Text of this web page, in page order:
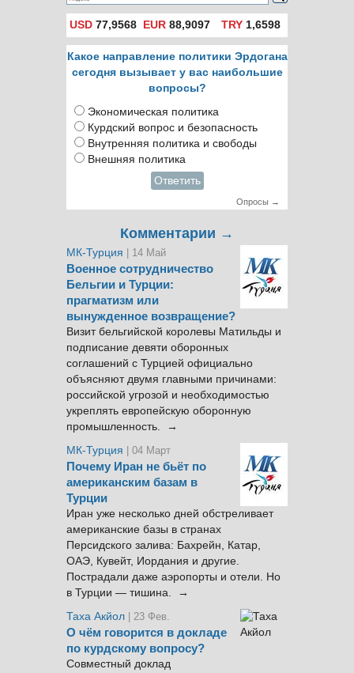
USD 77,9568 EUR 88,9097 TRY1,6598
Какое направление политики Эрдогана
сегодня вызывает у вас наибольшие
вопросы?
Экономическая политика
Курдский вопрос и безопасность
Внутренняя политика и свободы
Внешняя политика
Ответить
Опросы →
Комментарии →
МК-Турция | 14 Май
Военное сотрудничество
Бельгии и Турции:
прагматизм или
вынужденное возвращение?
Визит бельгийской королевы Матильды и
подписание девяти оборонных
соглашений с Турцией официально
объясняют двумя главными причинами:
российской угрозой и необходимостью
укреплять европейскую оборонную
промышленность. →
МК-Турция
| 04 Март
Почему Иран не бьёт по
американским базам в
Турции
Иран уже несколько дней обстреливает
американские базы в странах
Персидского залива: Бахрейн, Катар,
ОАЭ, Кувейт, Иордания и другие.
Пострадали даже аэропорты и отели. Но
в Турции — тишина. →
Таха Акйол | 23 Фев.
О чём говорится в докладе
по курдскому вопросу?
Совместный доклад